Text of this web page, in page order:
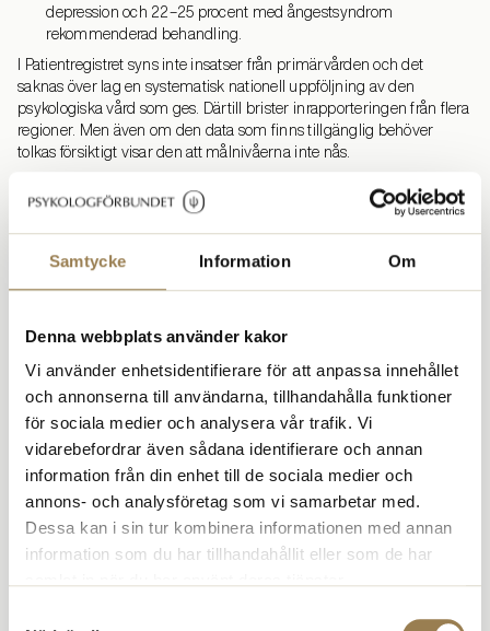
Samtycke Information Om
Denna webbplats använder kakor
Vi använder enhetsidentifierare för att anpassa innehållet
och annonserna till användarna, tillhandahålla funktioner
för sociala medier och analysera vår trafik. Vi
vidarebefordrar även sådana identifierare och annan
information från din enhet till de sociala medier och
annons- och analysföretag som vi samarbetar med.
Dessa kan i sin tur kombinera informationen med annan
information som du har tillhandahållit eller som de har
depression och 22–25 procent med ångestsyndrom
rekommenderad behandling.
I Patientregistret syns inte insatser från primärvården och det
saknas över lag en systematisk nationell uppföljning av den
psykologiska vård som ges. Därtill brister inrapporteringen från flera
regioner. Men även om den data som finns tillgänglig behöver
tolkas försiktigt visar den att målnivåerna inte nås.
Rickard Bracken , generalsekreterare på Mind, är det ett svek
– Alldeles för få människor verkar få tillgång till psykologisk
behandling och det finns stora brister inom flera regioner vad gäller
behandling är den utbredda bristen på psykologer inom såväl
primärvård som Barn- och ungdomspsykiatrin.
Psykologförbundets ordförande Kristina Taylor
– På många BUP-mottagningar har psykologbristen varit akut i flera
år. Dålig arbetsmiljö och små möjligheter att påverka
arbetssituationen gör att verksamheterna har svårt att rekrytera och
behålla personal.
Samtidigt saknas på många håll i landet specialistpsykologtjänster